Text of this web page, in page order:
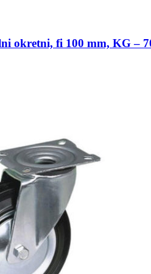
okretni, fi 100 mm, KG –